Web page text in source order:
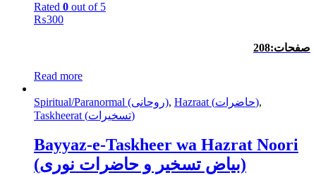
Rated 0 out of 5
₨300
صفحات:208
Read more
Spiritual/Paranormal (روحانی), Hazraat (حاضرات),
Taskheerat (تسخیرات)
Bayyaz-e-Taskheer wa Hazrat Noori
(بیاض تسخیر و حاضرات نوری)